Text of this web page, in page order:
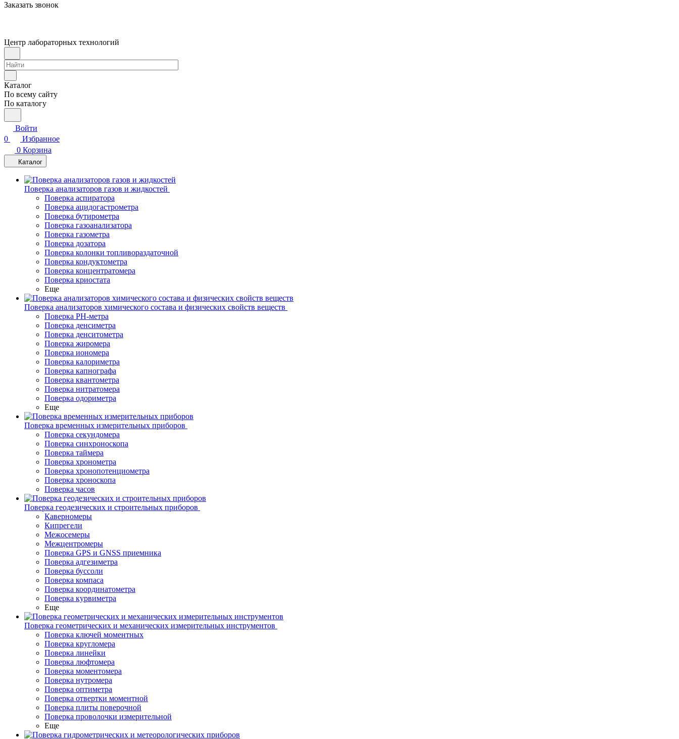
Заказать звонок
Центр лабораторных технологий
Каталог
По всему сайту
По каталогу
Войти
0
Избранное
0 Корзина
Каталог
Поверка анализаторов газов и жидкостей
Поверка аспиратора
Поверка ацидогастрометра
Поверка бутирометра
Поверка газоанализатора
Поверка газометра
Поверка дозатора
Поверка колонки топливораздаточной
Поверка кондуктометра
Поверка концентратомера
Поверка криостата
Еще
Поверка анализаторов химического состава и физических свойств веществ
Поверка PH-метра
Поверка денсиметра
Поверка денситометра
Поверка жиромера
Поверка иономера
Поверка калориметра
Поверка капнографа
Поверка квантометра
Поверка нитратомера
Поверка одориметра
Еще
Поверка временных измерительных приборов
Поверка секундомера
Поверка синхроноскопа
Поверка таймера
Поверка хронометра
Поверка хронопотенциометра
Поверка хроноскопа
Поверка часов
Поверка геодезических и строительных приборов
Каверномеры
Кипрегели
Межосемеры
Межцентромеры
Поверка GPS и GNSS приемника
Поверка адгезиметра
Поверка буссоли
Поверка компаса
Поверка координатометра
Поверка курвиметра
Еще
Поверка геометрических и механических измерительных инструментов
Поверка ключей моментных
Поверка кругломера
Поверка линейки
Поверка люфтомера
Поверка моментомера
Поверка нутромера
Поверка оптиметра
Поверка отвертки моментной
Поверка плиты поверочной
Поверка проволочки измерительной
Еще